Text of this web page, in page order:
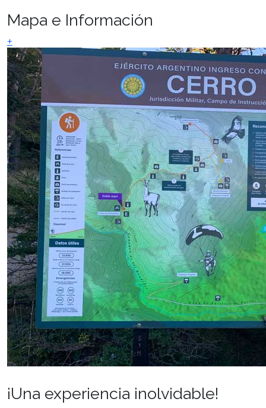
Mapa e Información
+
¡Una experiencia inolvidable!